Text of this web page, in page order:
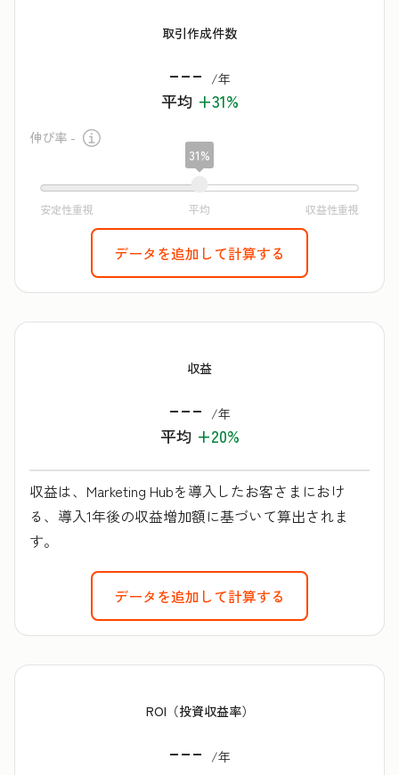
取引作成件数
--- /年
平均 +31%
伸び率 -
31%
データを追加して計算する
収益
--- /年
平均 +20%
収益は、Marketing Hubを導入したお客さまにおけ
る、導入1年後の収益増加額に基づいて算出されま
す。
データを追加して計算する
ROI（投資収益率）
--- /年